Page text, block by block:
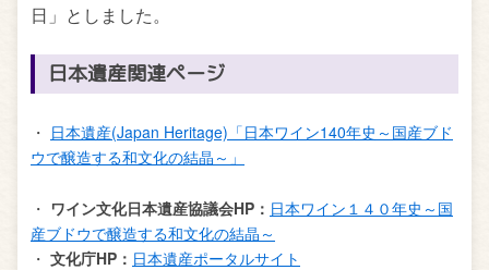
日」としました。
日本遺産関連ページ
・ 日本遺産(Japan Heritage)「日本ワイン140年史～国産ブド
ウで醸造する和文化の結晶～」
・ ワイン文化日本遺産協議会HP： 日本ワイン１４０年史～国
産ブドウで醸造する和文化の結晶～
・ 文化庁HP： 日本遺産ポータルサイト